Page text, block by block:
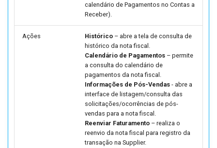
(FUTL0125 HIST HIST)
Parâmetros de
Pedidos de Venda
(FUTL0125 IPDV IPDV)
Parâmetros do Manifesto
Documentos Fiscais
(FUTL0125 MDFE MDFE)
Parâmetros de Metas
(FUTL0125 MET MET)
calendário de Pagamentos no Contas a
Receber).
Ações Histórico – abre a tela de consulta de
histórico da nota fiscal.
Calendário de Pagamentos – permite
a consulta do calendário de
pagamentos da nota fiscal.
Informações de Pós-Vendas - abre a
interface de listagem/consulta das
solicitações/ocorrências de pós-
vendas para a nota fiscal.
Reenviar Faturamento – realiza o
reenvio da nota fiscal para registro da
transação na Supplier.